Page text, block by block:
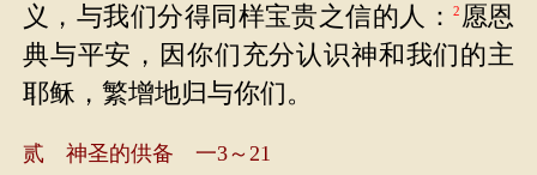
义，与我们分得同样宝贵之信的人：2 愿恩
典与平安，因你们充分认识神和我们的主
耶稣，繁增地归与你们。
贰 神圣的供备 一3～21